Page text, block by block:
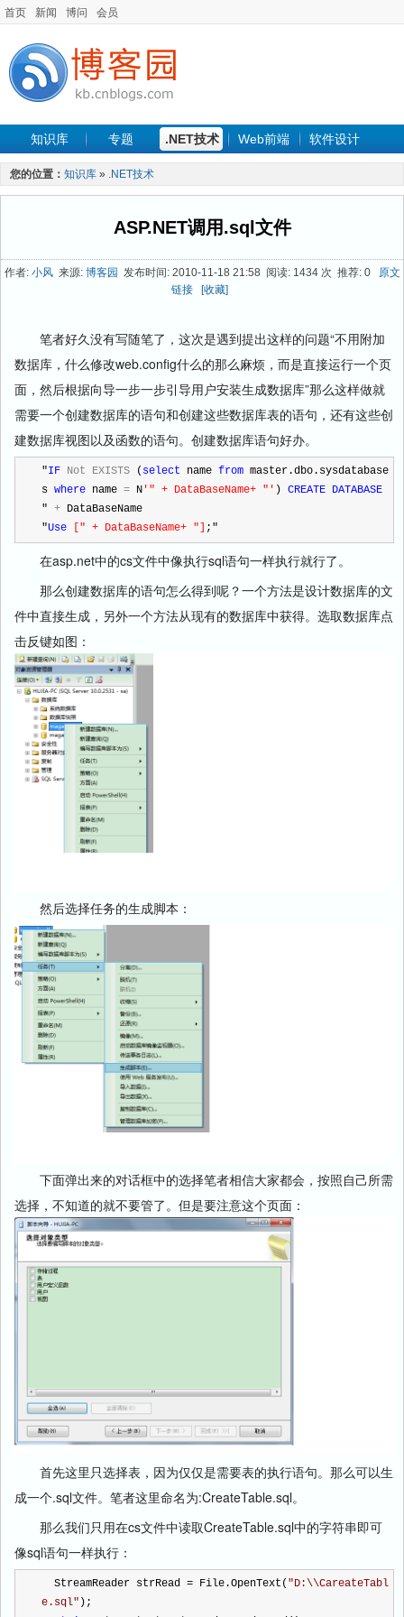
首页 新闻 博问 会员
知识库 专题 .NET技术 Web前端 软件设计
手机开发 软件工程
最新文章
您的位置： 知识库 » .NET技术
ASP.NET调用.sql文件
作者: 小风来源: 博客园 发布时间: 2010-11-18 21:58 阅读: 1434 次 推荐: 0
原文
链接
[收藏]
笔者好久没有写随笔了，这次是遇到提出这样的问题“不用附加
数据库，什么修改web.config什么的那么麻烦，而是直接运行一个页
面，然后根据向导一步一步引导用户安装生成数据库”那么这样做就
需要一个创建数据库的语句和创建这些数据库表的语句，还有这些创
建数据库视图以及函数的语句。创建数据库语句好办。
"IF Not EXISTS ( select name from master.dbo.sysdatabase
s where name = N ' " + DataBaseName+ " ' ) CREATE DATABASE
" + DataBaseName
"Use " + DataBaseName+ " ;"
在asp.net中的cs文件中像执行sql语句一样执行就行了。
那么创建数据库的语句怎么得到呢？一个方法是设计数据库的文
件中直接生成，另外一个方法从现有的数据库中获得。选取数据库点
击反键如图：
然后选择任务的生成脚本：
下面弹出来的对话框中的选择笔者相信大家都会，按照自己所需
选择，不知道的就不要管了。但是要注意这个页面：
首先这里只选择表，因为仅仅是需要表的执行语句。那么可以生
成一个.sql文件。笔者这里命名为:CreateTable.sql。
那么我们只用在cs文件中读取CreateTable.sql中的字符串即可
像sql语句一样执行：
  StreamReader strRead
= File.OpenText( "D:\\CareateTabl
e.sql" );